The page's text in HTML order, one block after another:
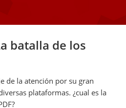
batalla de los
de la atención por su gran
plataformas. ¿cual es la